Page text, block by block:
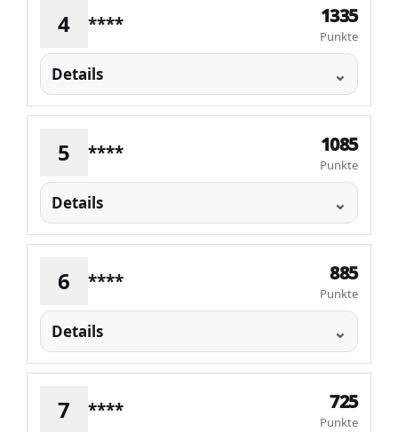
4 **** 1335
Punkte
Details
5 **** 1085
Punkte
Details
6 **** 885
Punkte
Details
7 **** 725
Punkte